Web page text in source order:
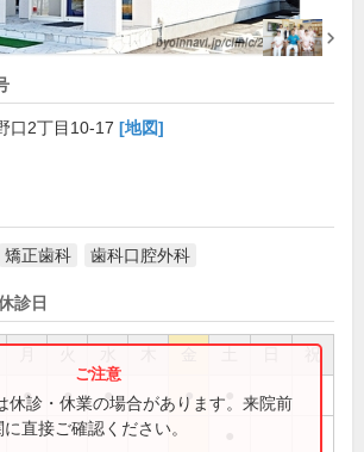
口2丁目10-17 [地図]
矯正歯科 歯科口腔外科
診日
祝
● ● ● ●
休診・休業の場合があります。来院前
直接ご確認ください。